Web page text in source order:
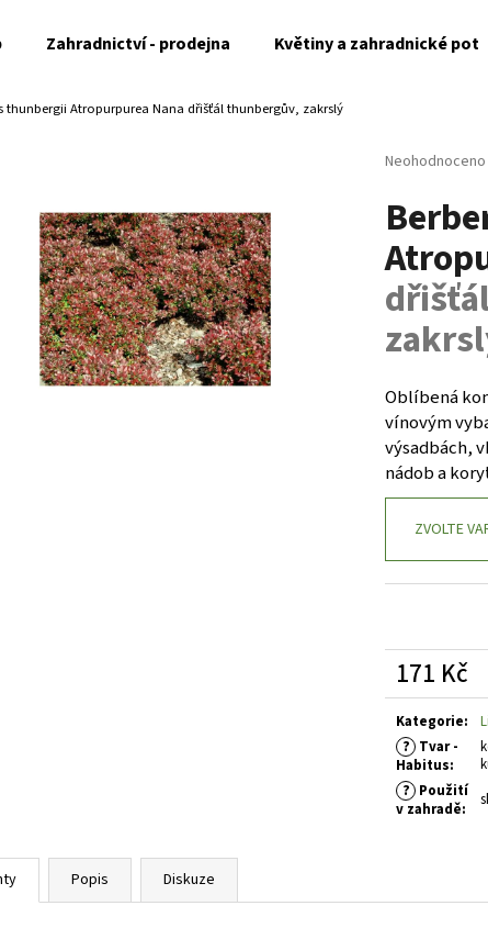
Zahradnictví - prodejna Květiny a zahradnické
thunbergii Atropurpurea Nana dřišťál thunbergův, zakrslý
Průměrné
produktu
je
0,0
z
hvězdiček.
Neohodnoceno
Oblíbená
vínovým
výsadbách,
nádob a
ZVOLTE
171 Kč
Měrná
cena:
Kategorie:
? Tvar -
Habitus:
? Použití
v zahradě:
Popis Diskuze
potřebujete najít?
Doporučujeme
HEMEROCALLIS X BOOBY